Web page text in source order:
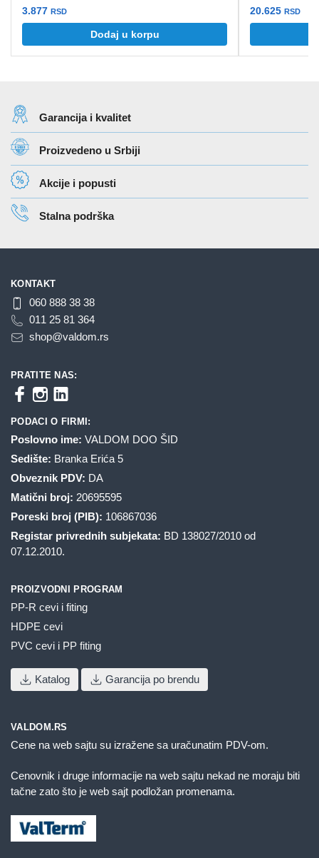
3.877 RSD
Dodaj u korpu
20.625 RSD
Garancija i kvalitet
Proizvedeno u Srbiji
Akcije i popusti
Stalna podrška
KONTAKT
060 888 38 38
011 25 81 364
shop@valdom.rs
PRATITE NAS:
PODACI O FIRMI:
Poslovno ime: VALDOM DOO ŠID
Sedište: Branka Erića 5
Obveznik PDV: DA
Matični broj: 20695595
Poreski broj (PIB): 106867036
Registar privrednih subjekata: BD 138027/2010 od
07.12.2010.
PROIZVODNI PROGRAM
PP-R cevi i fiting
HDPE cevi
PVC cevi i PP fiting
Katalog Garancija po brendu
VALDOM.RS
Cene na web sajtu su izražene sa uračunatim PDV-om.
Cenovnik i druge informacije na web sajtu nekad ne moraju biti
tačne zato što je web sajt podložan promenama.